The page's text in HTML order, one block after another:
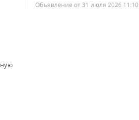
Объявление от 31 июля 2026 11:10